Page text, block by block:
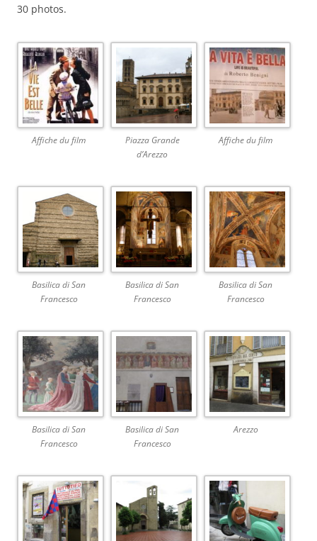
30 photos.
Affiche du film
Piazza Grande
d’Arezzo
Affiche du film
Basilica di San
Francesco
Basilica di San
Francesco
Basilica di San
Francesco
Basilica di San
Francesco
Basilica di San
Francesco
Arezzo